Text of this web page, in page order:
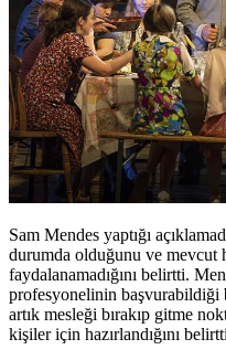
Sam Mendes yaptığı
durumda olduğunu ve mevcut
faydalanamadığını belirtti.
profesyonelinin başvurabildiği
artık mesleği bırakıp gitme
kişiler için hazırlandığını